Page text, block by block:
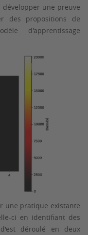
une preuve
des propositions de
d'apprentissage
une pratique existante
ci en identifiant des
déroulé en deux